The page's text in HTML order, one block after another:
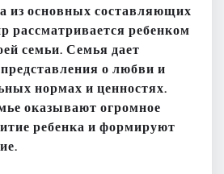
из основных составляющих
рассматривается ребенком
семьи. Семья дает
о любви и
нормах и ценностях.
оказывают огромное
ребенка и формируют